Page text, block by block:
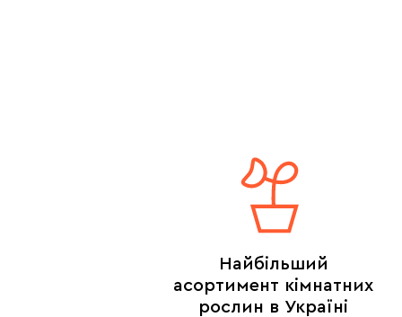
Найбільший
асортимент кімнатних
рослин в Україні